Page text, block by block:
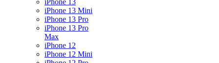
iPhone 13
iPhone 13 Mini
iPhone 13 Pro
iPhone 13 Pro
Max
iPhone 12
iPhone 12 Mini